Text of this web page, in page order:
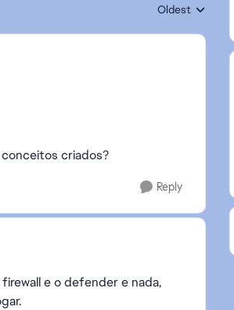
Replies sorted by
Oldest
criados?
Reply
e o defender e nada,